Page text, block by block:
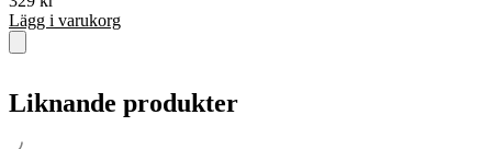
Lägg i varukorg
Liknande produkter